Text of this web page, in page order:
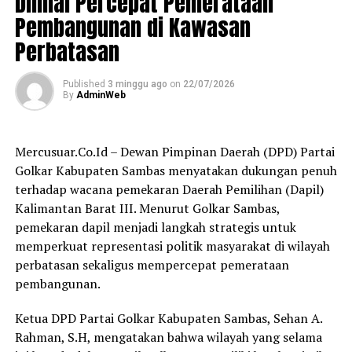
kelautan dan perikanan yang sangat besar. Wilayah
pesisir Sambas membentang di sejumlah kecamatan
seperti Pemangkat, Selakau, Jawai, Jawai Selatan, Paloh,
dan Tangaran.
“Ribuan masyarakat Kabupaten Sambas
perikanan, baik sebagai nelayan tangkap, pembudidaya
ikan, pengolah hasil laut, maupun pelaku usaha
perikanan lainnya,” ujarnya.
Ia menyebut hasil laut Sambas sangat beragam, mulai
dari ikan laut, udang, kepiting, cumi, hingga berbagai
komoditas perikanan lain yang memiliki nilai ekonomi
tinggi.
hanya penting bagi perekonomian daerah, tetapi juga
memiliki peran strategis dalam menjaga ketahanan
Pembangunan di Kawasan
Perbatasan
Published 3 minggu ago on 22/07/2026
By AdminWeb
Mercusuar.Co.Id – Dewan Pimpinan Daerah (DPD) Partai
Golkar Kabupaten Sambas menyatakan dukungan penuh
terhadap wacana pemekaran Daerah Pemilihan (Dapil)
Kalimantan Barat III. Menurut Golkar Sambas,
pemekaran dapil menjadi langkah strategis untuk
memperkuat representasi politik masyarakat di wilayah
perbatasan sekaligus mempercepat pemerataan
pembangunan.
Ketua DPD Partai Golkar Kabupaten Sambas, Sehan A.
Rahman, S.H, mengatakan bahwa wilayah yang selama